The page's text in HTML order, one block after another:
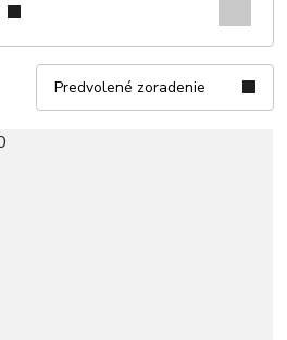
Predvolené zoradenie